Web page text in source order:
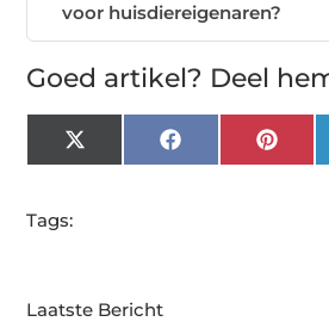
voor huisdiereigenaren?
Goed artikel? Deel
X
(Twitter)
Facebook
Tags:
Laatste Bericht